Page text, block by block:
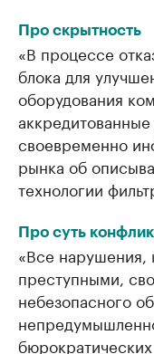
Про скрытность
«В процессе
блока для
оборудования
своевременно
рынка об
технологии
Про суть
«Все нарушения,
преступными,
небезопасного